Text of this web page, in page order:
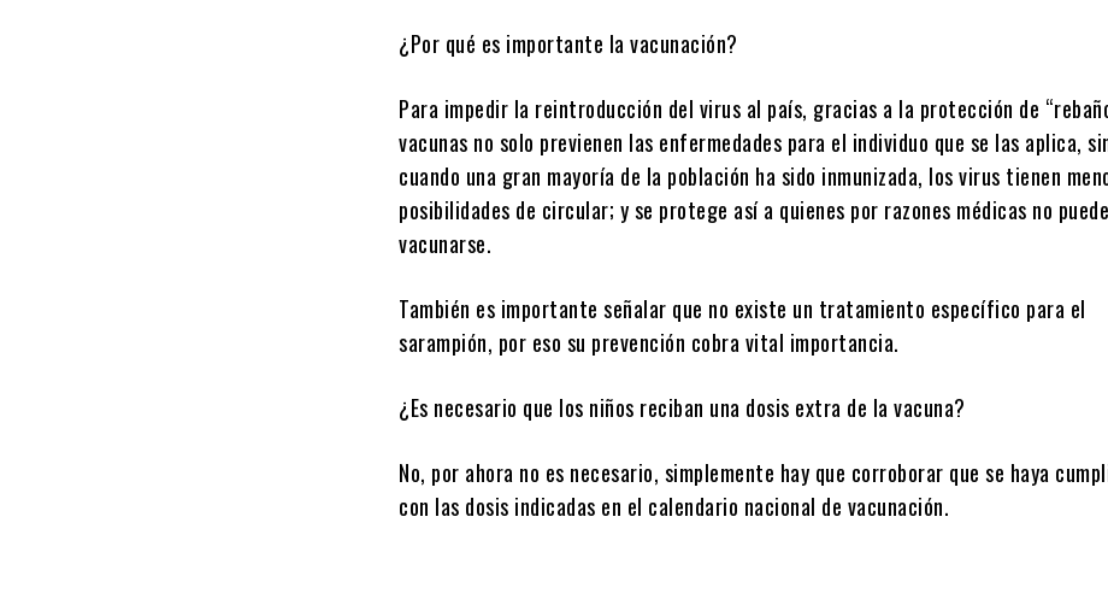
¿Por qué es importante la vacunación?
Para impedir la reintroducción del virus al país, gracias a la protección de
vacunas no solo previenen las enfermedades para el individuo que se las aplica,
cuando una gran mayoría de la población ha sido inmunizada, los virus tienen
posibilidades de circular; y se protege así a quienes por razones médicas no
vacunarse.
También es importante señalar que no existe un tratamiento específico para el
sarampión, por eso su prevención cobra vital importancia.
¿Es necesario que los niños reciban una dosis extra de la vacuna?
No, por ahora no es necesario, simplemente hay que corroborar que se haya
con las dosis indicadas en el calendario nacional de vacunación.